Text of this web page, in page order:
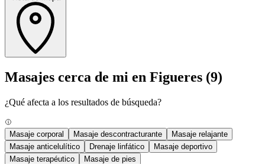
Masajes cerca de mi en Figueres (9)
¿Qué afecta a los resultados de búsqueda?
Masaje corporal Masaje descontracturante
Masaje relajante
Masaje anticelulítico
Drenaje linfático
Masaje deportivo
Masaje terapéutico
Masaje de pies